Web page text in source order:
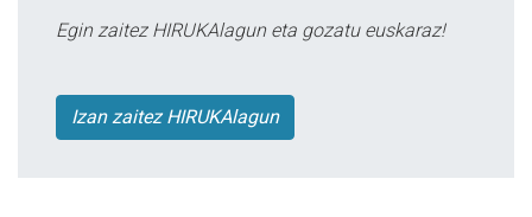
Egin zaitez HIRUKAlagun eta gozatu euskaraz!
Izan zaitez HIRUKAlagun